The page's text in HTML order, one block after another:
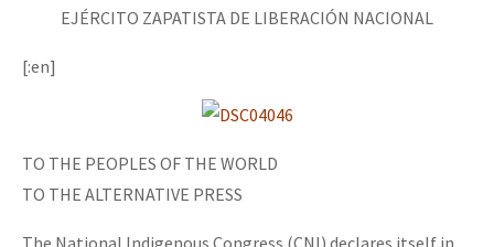
EJÉRCITO ZAPATISTA DE LIBERACIÓN NACIONAL
[:en]
TO THE PEOPLES OF THE WORLD
TO THE ALTERNATIVE PRESS
The National Indigenous Congress (CNI) declares itself in